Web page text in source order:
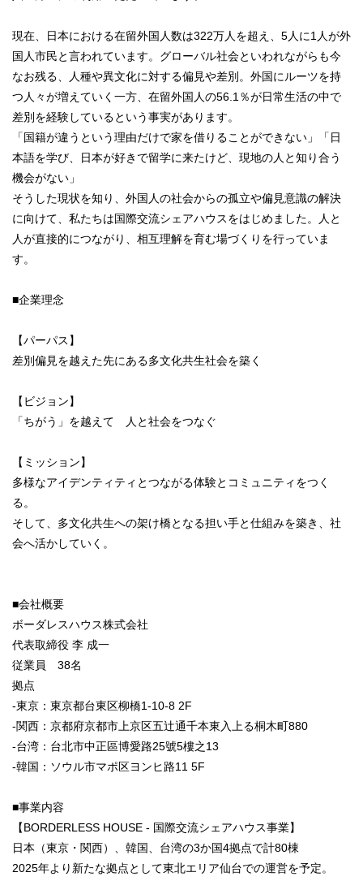
現在、日本における在留外国人数は322万人を超え、5人に1人が外
国人市民と言われています。グローバル社会といわれながらも今
なお残る、人種や異文化に対する偏見や差別。外国にルーツを持
つ人々が増えていく一方、在留外国人の56.1％が日常生活の中で
差別を経験しているという事実があります。
「国籍が違うという理由だけで家を借りることができない」「日
本語を学び、日本が好きで留学に来たけど、現地の人と知り合う
機会がない」
そうした現状を知り、外国人の社会からの孤立や偏見意識の解決
に向けて、私たちは国際交流シェアハウスをはじめました。人と
人が直接的につながり、相互理解を育む場づくりを行っていま
す。
■企業理念
【パーパス】
差別偏見を越えた先にある多文化共生社会を築く
【ビジョン】
「ちがう」を越えて 人と社会をつなぐ
【ミッション】
多様なアイデンティティとつながる体験とコミュニティをつく
る。
そして、多文化共生への架け橋となる担い手と仕組みを築き、社
会へ活かしていく。
■会社概要
ボーダレスハウス株式会社
代表取締役 李 成一
従業員 38名
拠点
-東京：東京都台東区柳橋1-10-8 2F
-関西：京都府京都市上京区五辻通千本東入上る桐木町880
-台湾：台北市中正區博愛路25號5樓之13
-韓国：ソウル市マポ区ヨンヒ路11 5F
■事業内容
【BORDERLESS HOUSE - 国際交流シェアハウス事業】
日本（東京・関西）、韓国、台湾の3か国4拠点で計80棟
2025年より新たな拠点として東北エリア仙台での運営を予定。